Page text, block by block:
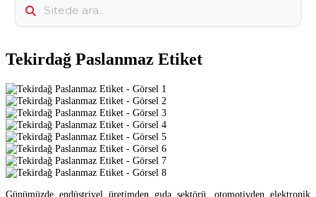
Tekirdağ Paslanmaz Etiket
Günümüzde endüstriyel üretimden gıda sektörü, otomotivden elektronik